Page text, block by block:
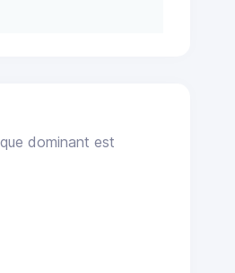
dominant est